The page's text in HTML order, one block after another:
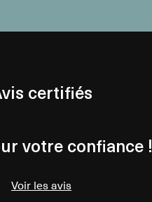
certifiés
votre confiance !
Voir les avis